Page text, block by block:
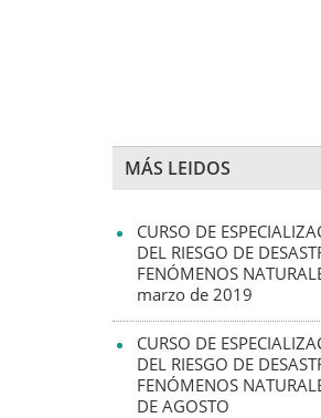
MÁS LEIDOS
CURSO DE
DEL RIESGO DE
FENÓMENOS
marzo de 2019
CURSO DE
DEL RIESGO DE
FENÓMENOS
DE AGOSTO